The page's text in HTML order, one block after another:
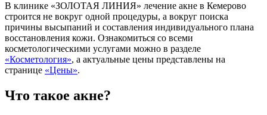
В клинике «ЗОЛОТАЯ ЛИНИЯ» лечение акне в Кемерово
строится не вокруг одной процедуры, а вокруг поиска
причины высыпаний и составления индивидуального плана
восстановления кожи. Ознакомиться со всеми
косметологическими услугами можно в разделе
«Косметология», а актуальные цены представлены на
странице «Цены».
Что такое акне?